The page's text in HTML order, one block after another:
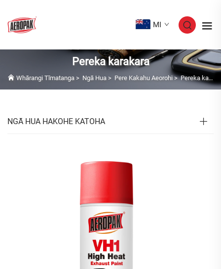
MI
Pereka karakara
Whārangi Tīmatanga > Ngā Hua > Pere Kakahu Aeorohi>Pereka karakara
NGĀ HUA HAKOHE KATOHA